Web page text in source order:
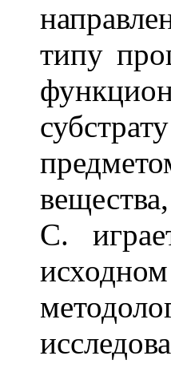
типу
С.